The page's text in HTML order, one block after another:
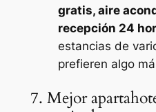
gratis, aire
recepción 24
estancias de
prefieren algo
7. Mejor